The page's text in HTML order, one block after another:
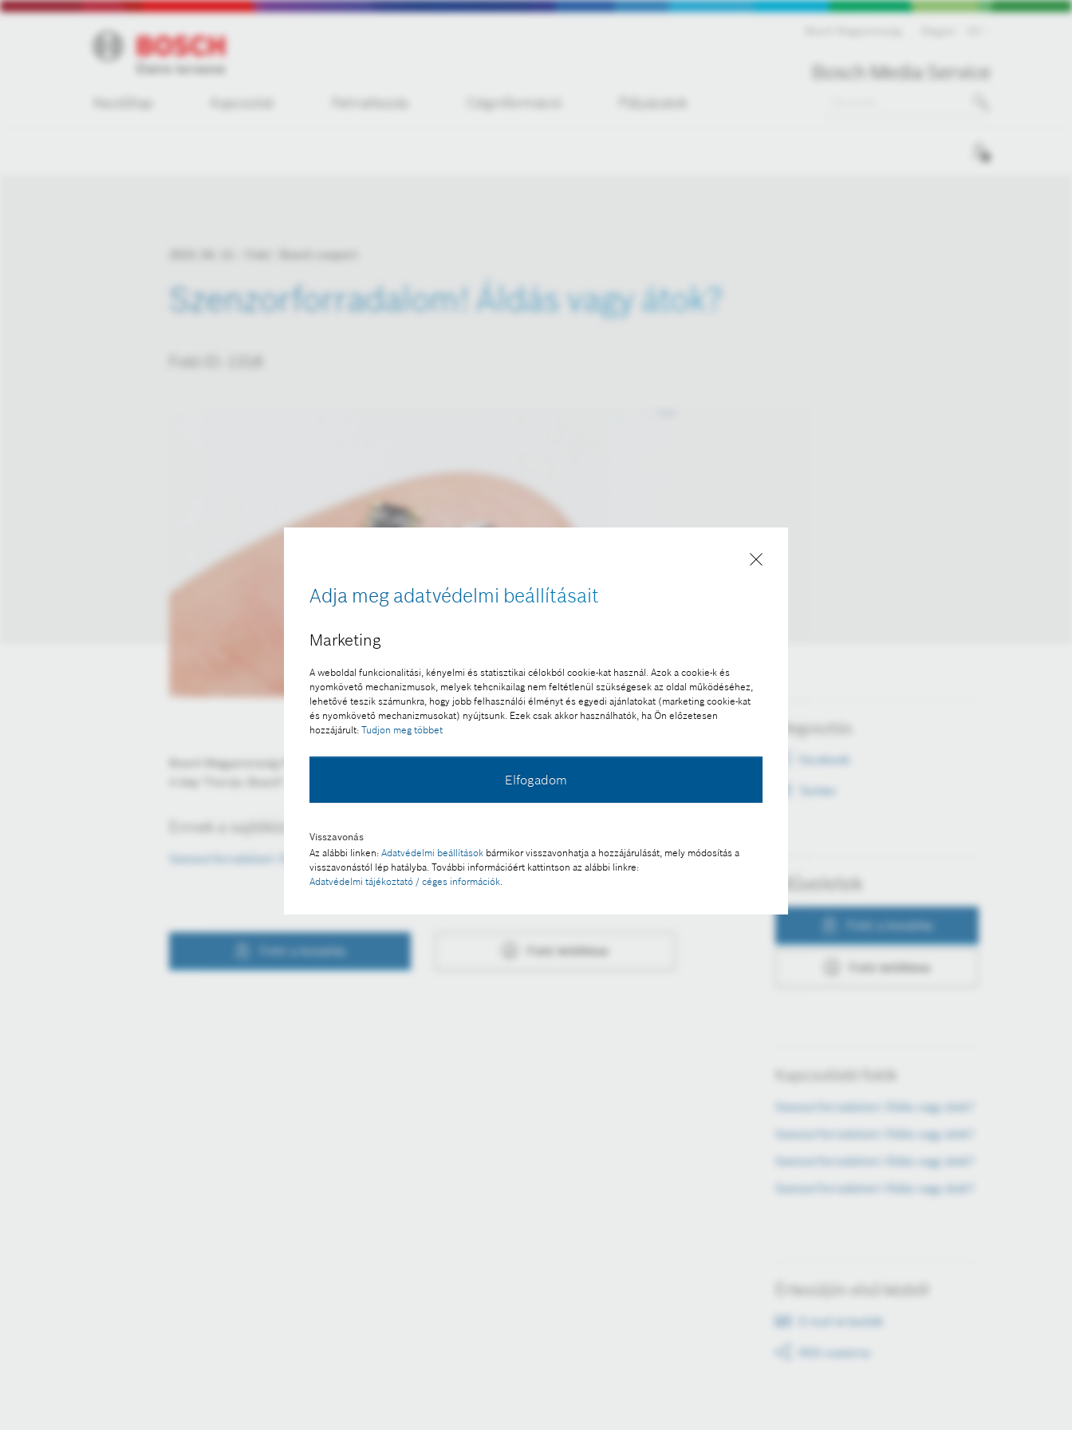
Adja meg adatvédelmi beállításait
Marketing
A weboldal funkcionalitási, kényelmi és statisztikai célokból cookie-kat használ. Azok a cookie-k és
nyomkövető mechanizmusok, melyek tehcnikailag nem feltétlenül szükségesek az oldal működéséhez,
lehetővé teszik számunkra, hogy jobb felhasználói élményt és egyedi ajánlatokat (marketing cookie-kat
és nyomkövető mechanizmusokat) nyújtsunk. Ezek csak akkor használhatók, ha Ön előzetesen
hozzájárult: Tudjon meg többet
Elfogadom
Visszavonás
Az alábbi linken: Adatvédelmi beállítások bármikor visszavonhatja a hozzájárulását, mely módosítás a
visszavonástól lép hatályba. További információért kattintson az alábbi linkre:
Adatvédelmi tájékoztató / céges információk.
Bosch Media Service
Kezdőlap Kapcsolat Céginformáció
Szenzorforradalom! Áldás vagy átok?
Bosch Magyarország Podcast a szenzor technológiákról
A kép "Forrás: Bosch" megjelöléssel a sajtó számára díjmentesen felhasználható.
Ennek a sajtóközleménynek a része:
Szenzorforradalom! Áldás vagy átok?
Fotó a kosárba Fotó letöltése
Megosztás
Facebook
Twitter
Műveletek
Fotó a kosárba
Kapcsolódó fotók
Szenzorforradalom! Áldás vagy átok?
Szenzorforradalom! Áldás vagy átok?
Szenzorforradalom! Áldás vagy átok?
Szenzorforradalom! Áldás vagy átok?
Értesüljön első kézből
E-mail értesítők
RSS csatorna